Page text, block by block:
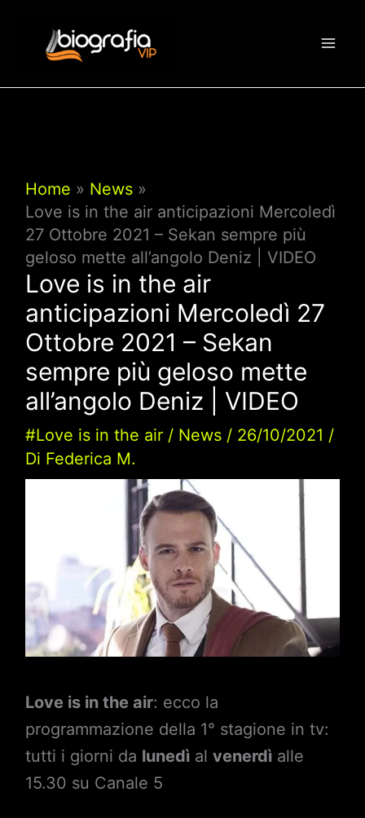
contenuto
Home
News
Love is in the air anticipazioni Mercoledì
27 Ottobre 2021 – Sekan sempre più
geloso mette all’angolo Deniz | VIDEO
Love is in the air
anticipazioni Mercoledì 27
Ottobre 2021 – Sekan
sempre più geloso mette
all’angolo Deniz | VIDEO
#Love is in the air/ News/ 26/10/2021 /
Di Federica M.
Love is in the air: ecco la
programmazione della 1° stagione in tv:
tutti i giorni da lunedìal venerdìalle
15.30 su Canale 5